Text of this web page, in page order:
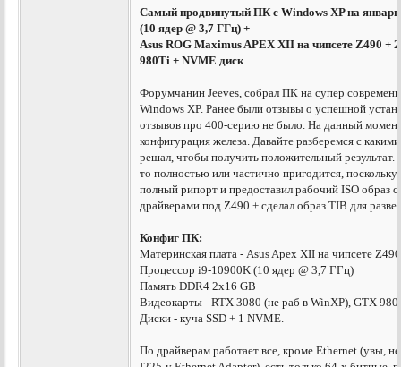
Самый продвинутый ПК с Windows XP на
(10 ядер @ 3,7 ГГц) +
Asus ROG Maximus APEX XII на чипсете Z490 +
980Ti + NVME диск
Форумчанин Jeeves, собрал ПК на супер
Windows XP. Ранее были отзывы о успешной
отзывов про 400-серию не было. На данный
конфигурация железа. Давайте разберемся с
решал, чтобы получить положительный
то полностью или частично пригодится,
полный рипорт и предоставил рабочий ISO
драйверами под Z490 + сделал образ TIB для
Конфиг ПК:
Материнская плата - Asus Apex XII на чипсете Z490
Процессор i9-10900K (10 ядер @ 3,7 ГГц)
Память DDR4 2x16 GB
Видеокарты - RTX 3080 (не раб в WinXP), GTX
Диски - куча SSD + 1 NVME.
По драйверам работает все, кроме Ethernet (увы,